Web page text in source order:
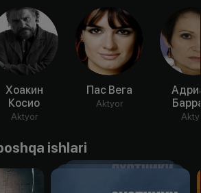
Хоакин
Косио
Aktyor
Пас Вега
Aktyor
ishlari